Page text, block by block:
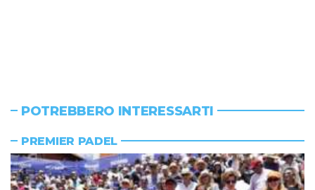
POTREBBERO INTERESSARTI
PREMIER PADEL